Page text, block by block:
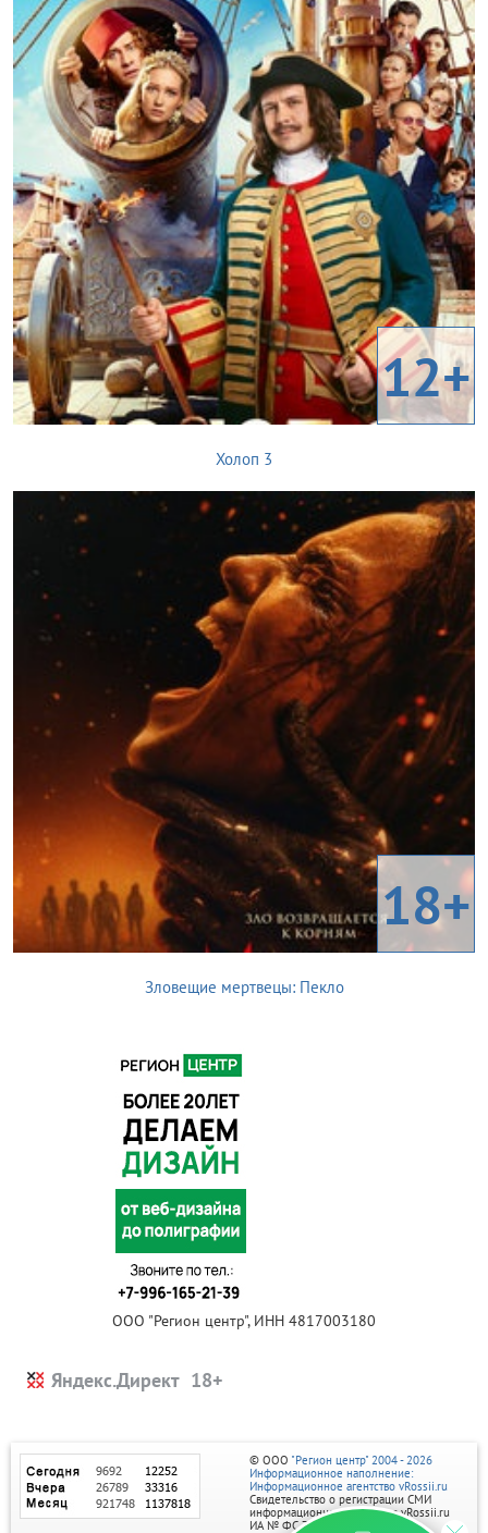
12+
Холоп 3
18+
Зловещие мертвецы: Пекло
ООО "Регион центр", ИНН 4817003180
Яндекс.Директ
© ООО "Регион центр" 2004 - 2026
Информационное наполнение:
Информационное агентство vRossii.ru
Свидетельство о регистрации СМИ
информационного агентства vRossii.ru
ИА № ФС 77‑35502